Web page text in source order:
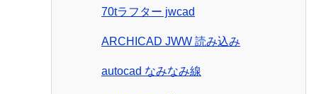
70tラフター jwcad
ARCHICAD JWW 読み込み
autocad なみなみ線